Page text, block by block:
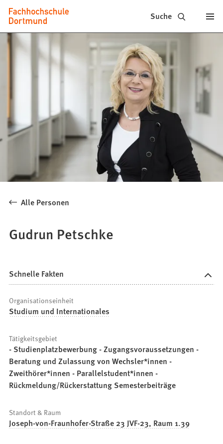
Inhalt anspringen
Fachhochschule
Dortmund
-
Studium,
Studiengänge,
Bewerbung
Suche
Alle Personen
Gudrun Petschke
Schnelle Fakten
Organisationseinheit
Studium und Internationales
Tätigkeitsgebiet
- Studienplatzbewerbung - Zugangsvoraussetzungen -
Beratung und Zulassung von Wechsler*innen -
Zweithörer*innen - Parallelstudent*innen -
Rückmeldung/Rückerstattung Semesterbeiträge
Standort & Raum
Joseph-von-Fraunhofer-Straße 23 JVF-23, Raum 1.39